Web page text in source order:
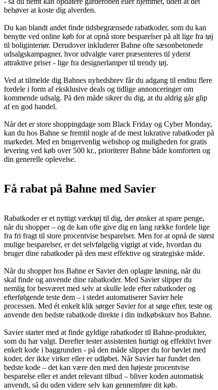
behøver at koste dig alverden.
Du kan blandt andet finde tidsbegrænsede rabatkoder, som du kan
benytte ved online køb for at opnå store besparelser på alt lige fra tøj
til boliginteriør. Derudover inkluderer Bahne ofte sæsonbetonede
udsalgskampagner, hvor udvalgte varer præsenteres til yderst
attraktive priser - lige fra designerlamper til trendy tøj.
Ved at tilmelde dig Bahnes nyhedsbrev får du adgang til endnu flere
fordele i form af eksklusive deals og tidlige annonceringer om
kommende udsalg. På den måde sikrer du dig, at du aldrig går glip
af en god handel.
Når det er store shoppingdage som Black Friday og Cyber Monday,
kan du hos Bahne se fremtil nogle af de mest lukrative rabatkoder på
markedet. Med en brugervenlig webshop og muligheden for gratis
levering ved køb over 500 kr., prioriterer Bahne både komforten og
din generelle oplevelse.
Få rabat på Bahne med Savier
Rabatkoder er et nyttigt værktøj til dig, der ønsker at spare penge,
når du shopper – og de kan ofte give dig en lang række fordele lige
fra fri fragt til store procentvise besparelser. Men for at opnå de størst
mulige besparelser, er det selvfølgelig vigtigt at vide, hvordan du
bruger dine rabatkoder på den mest effektive og strategiske måde.
Når du shopper hos Bahne er Savier den oplagte løsning, når du
skal finde og anvende dine rabatkoder. Med Savier slipper du
nemlig for besværet med selv at skulle lede efter rabatkoder og
efterfølgende teste dem – i stedet automatiserer Savier hele
processen. Med ét enkelt klik sørger Savier for at søge efter, teste og
anvende den bedste rabatkode direkte i din indkøbskurv hos Bahne.
Savier starter med at finde gyldige rabatkoder til Bahne-produkter,
som du har valgt. Derefter tester assistenten hurtigt og effektivt hver
enkelt kode i baggrunden - på den måde slipper du for bøvlet med
koder, der ikke virker eller er udløbet. Når Savier har fundet den
bedste kode – det kan være den med den højeste procentvise
besparelse eller et andet relevant tilbud – bliver koden automatisk
anvendt, så du uden videre selv kan gennemføre dit køb.